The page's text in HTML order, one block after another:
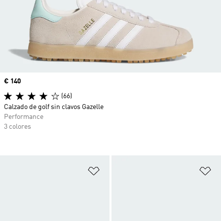
Precio
€ 140
(66)
Calzado de golf sin clavos Gazelle
Performance
3 colores